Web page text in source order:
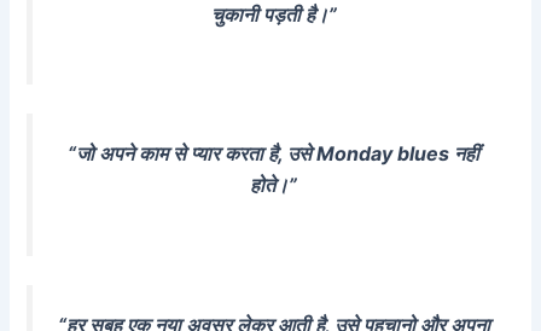
चुकानी पड़ती है।”
“जो अपने काम से प्यार करता है, उसे Monday blues नहीं
होते।”
“हर सुबह एक नया अवसर लेकर आती है, उसे पहचानो और अपना